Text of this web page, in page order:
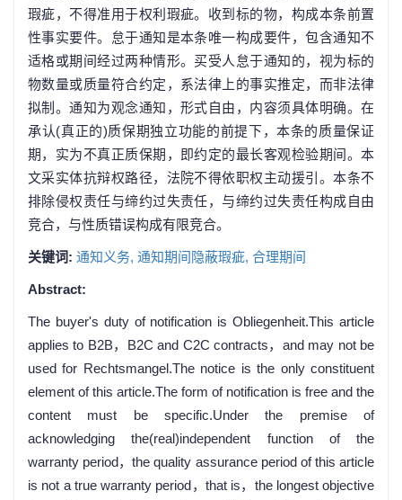
瑕疵，不得准用于权利瑕疵。收到标的物，构成本条前置
性事实要件。怠于通知是本条唯一构成要件，包含通知不
适格或期间经过两种情形。买受人怠于通知的，视为标的
物数量或质量符合约定，系法律上的事实推定，而非法律
拟制。通知为观念通知，形式自由，内容须具体明确。在
承认(真正的)质保期独立功能的前提下，本条的质量保证
期，实为不真正质保期，即约定的最长客观检验期间。本
文采实体抗辩权路径，法院不得依职权主动援引。本条不
排除侵权责任与缔约过失责任，与缔约过失责任构成自由
竞合，与性质错误构成有限竞合。
关键词: 通知义务, 通知期间隐蔽瑕疵, 合理期间
Abstract:
The buyer's duty of notification is Obliegenheit.This article
applies to B2B，B2C and C2C contracts，and may not be
used for Rechtsmangel.The notice is the only constituent
element of this article.The form of notification is free and the
content must be specific.Under the premise of
acknowledging the(real)independent function of the
warranty period，the quality assurance period of this article
is not a true warranty period，that is，the longest objective